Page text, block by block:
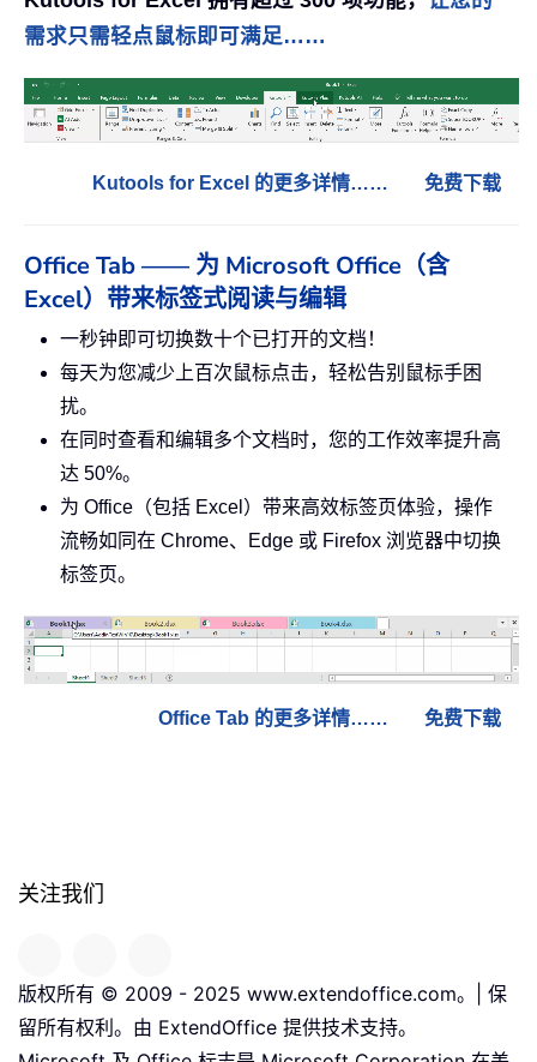
需求只需轻点鼠标即可满足……
Kutools for Excel 的更多详情…… 免费下载
Office Tab —— 为 Microsoft Office（含
Excel）带来标签式阅读与编辑
一秒钟即可切换数十个已打开的文档！
每天为您减少上百次鼠标点击，轻松告别鼠标手困
扰。
在同时查看和编辑多个文档时，您的工作效率提升高
达 50%。
为 Office（包括 Excel）带来高效标签页体验，操作
流畅如同在 Chrome、Edge 或 Firefox 浏览器中切换
标签页。
Office Tab 的更多详情…… 免费下载
关注我们
版权所有 © 2009 - 2025 www.extendoffice.com。| 保
留所有权利。由 ExtendOffice 提供技术支持。